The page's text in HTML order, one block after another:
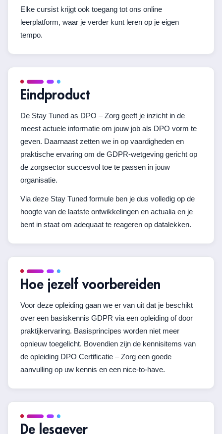
Elke cursist krijgt ook toegang tot ons online
leerplatform, waar je verder kunt leren op je eigen
tempo.
Eindproduct
De Stay Tuned as DPO – Zorg geeft je inzicht in de
meest actuele informatie om jouw job als DPO vorm te
geven. Daarnaast zetten we in op vaardigheden en
praktische ervaring om de GDPR-wetgeving gericht op
de zorgsector succesvol toe te passen in jouw
organisatie.
Via deze Stay Tuned formule ben je dus volledig op de
hoogte van de laatste ontwikkelingen en actualia en je
bent in staat om adequaat te reageren op datalekken.
Hoe jezelf voorbereiden
Voor deze opleiding gaan we er van uit dat je beschikt
over een basiskennis GDPR via een opleiding of door
praktijkervaring. Basisprincipes worden niet meer
opnieuw toegelicht. Bovendien zijn de kennisitems van
de opleiding DPO Certificatie – Zorg een goede
aanvulling op uw kennis en een nice-to-have.
De lesgever